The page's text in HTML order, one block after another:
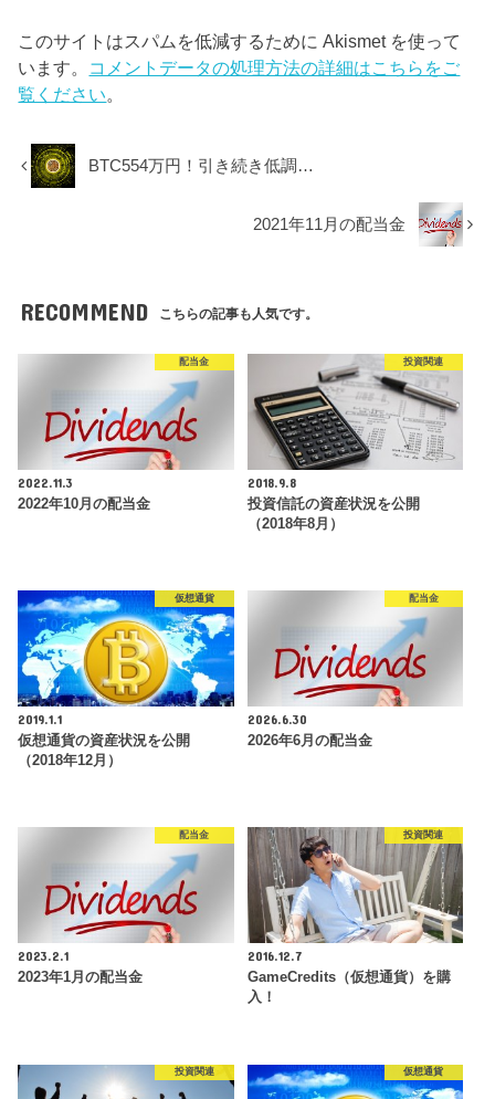
このサイトはスパムを低減するために Akismet を使って
います。 コメントデータの処理方法の詳細はこちらをご
覧ください。
BTC554万円！引き続き低調…
2021年11月の配当金
RECOMMEND こちらの記事も人気です。
配当金
2022.11.3
2022年10月の配当金
投資関連
2018.9.8
投資信託の資産状況を公開
（2018年8月）
仮想通貨
2019.1.1
仮想通貨の資産状況を公開
（2018年12月）
配当金
2026.6.30
2026年6月の配当金
配当金
2023.2.1
2023年1月の配当金
投資関連
2016.12.7
GameCredits（仮想通貨）を購
入！
投資関連 仮想通貨